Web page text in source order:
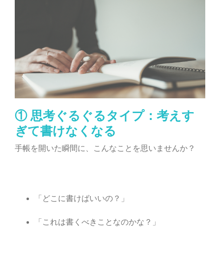
① 思考ぐるぐるタイプ：考えす
ぎて書けなくなる
手帳を開いた瞬間に、こんなことを思いませんか？
「どこに書けばいいの？」
「これは書くべきことなのかな？」